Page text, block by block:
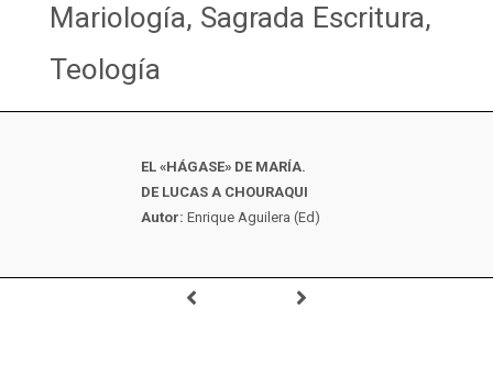
Mariología, Sagrada Escritura,
Teología
EL «HÁGASE» DE MARÍA.
DE LUCAS A CHOURAQUI
Autor: Enrique Aguilera (Ed)